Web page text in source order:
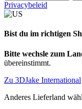
Privacybeleid
Bist du im richtigen
Bitte wechsle zum
übereinstimmt.
Zu 3DJake International
Anderes Lieferland